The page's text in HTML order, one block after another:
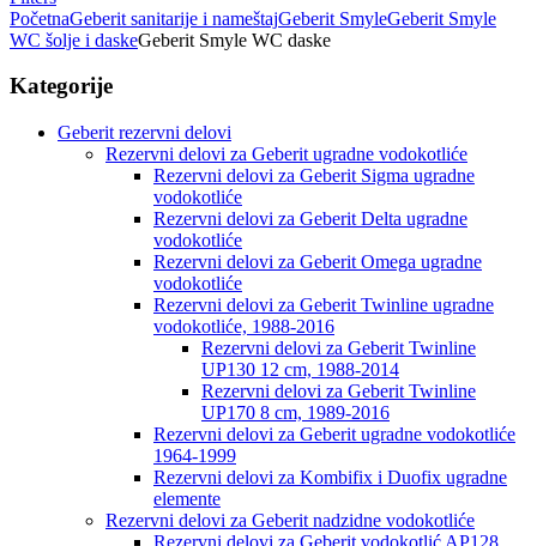
PočetnaGeberit sanitarije i nameštajGeberit SmyleGeberit Smyle
WC šolje i daskeGeberit Smyle WC daske
Kategorije
Geberit rezervni delovi
Rezervni delovi za Geberit ugradne vodokotliće
Rezervni delovi za Geberit Sigma ugradne
vodokotliće
Rezervni delovi za Geberit Delta ugradne
vodokotliće
Rezervni delovi za Geberit Omega ugradne
vodokotliće
Rezervni delovi za Geberit Twinline ugradne
vodokotliće, 1988-2016
Rezervni delovi za Geberit Twinline
UP130 12 cm, 1988-2014
Rezervni delovi za Geberit Twinline
UP170 8 cm, 1989-2016
Rezervni delovi za Geberit ugradne vodokotliće
1964-1999
Rezervni delovi za Kombifix i Duofix ugradne
elemente
Rezervni delovi za Geberit nadzidne vodokotliće